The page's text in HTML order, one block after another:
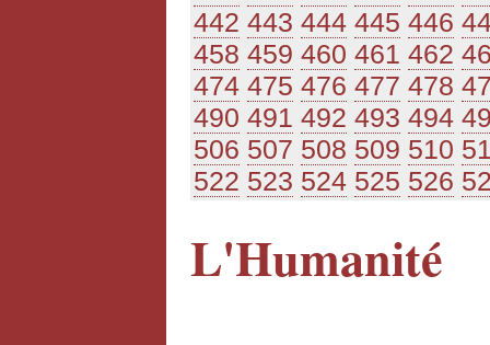
442 443 444 445 446
458 459 460 461 462
474 475 476 477 478
490 491 492 493 494
506 507 508 509 510
522 523 524 525 526
L'Humanité